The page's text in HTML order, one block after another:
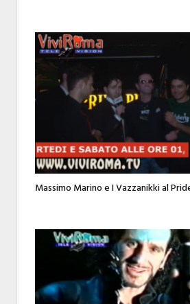
Massimo Marino e I Vazzanikki al